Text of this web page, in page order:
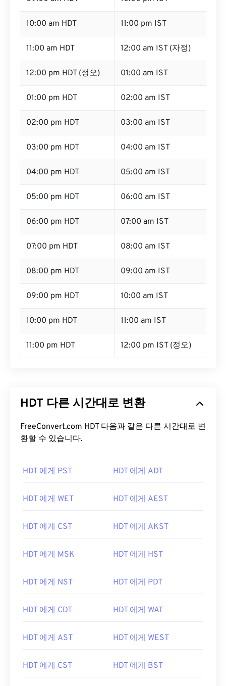
10:00 am HDT 11:00 pm IST
11:00 am HDT 12:00 am IST (자정)
12:00 pm HDT (정오) 01:00 am IST
01:00 pm HDT 02:00 am IST
02:00 pm HDT 03:00 am IST
03:00 pm HDT 04:00 am IST
04:00 pm HDT 05:00 am IST
05:00 pm HDT 06:00 am IST
06:00 pm HDT 07:00 am IST
07:00 pm HDT 08:00 am IST
08:00 pm HDT 09:00 am IST
09:00 pm HDT 10:00 am IST
10:00 pm HDT 11:00 am IST
11:00 pm HDT 12:00 pm IST (정오)
HDT 다른 시간대로 변환
FreeConvert.com HDT 다음과 같은 다른 시간대로 변
환할 수 있습니다.
HDT 에게 PST HDT 에게 ADT
HDT 에게 WET HDT 에게 AEST
HDT 에게 CST HDT 에게 AKST
HDT 에게 MSK HDT 에게 HST
HDT 에게 NST HDT 에게 PDT
HDT 에게 CDT HDT 에게 WAT
HDT 에게 AST HDT 에게 WEST
HDT 에게 CST HDT 에게 BST